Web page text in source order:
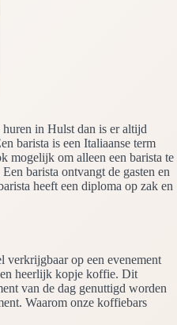
in Hulst dan is er altijd
barista is een Italiaanse term
mogelijk om alleen een barista te
barista ontvangt de gasten en
heeft een diploma op zak en
op een evenement
heerlijk kopje koffie. Dit
van de dag genuttigd worden
Waarom onze koffiebars